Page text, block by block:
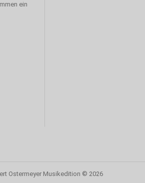
ein
Ostermeyer Musikedition © 2026